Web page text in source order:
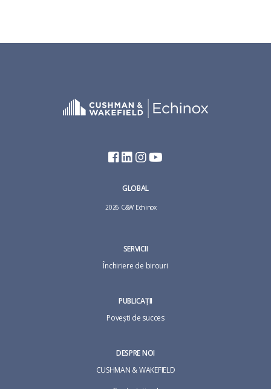
GLOBAL
2026 C&W Echinox
SERVICII
Închiriere de birouri
PUBLICAȚII
Povești de succes
DESPRE NOI
CUSHMAN & WAKEFIELD